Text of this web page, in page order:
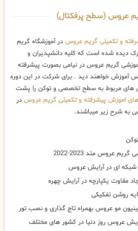
گریم عروس (سطح پرفکتال)
و تکمیلی گریم عروس در آموزشگاه گریم
دیده شده است که کلیه دانشپذیران و
گریم عروس در نیامی بصورت پیشرفته
آموزش خواهند دید . برای شرکت در این دوره
های مربوط به سطح تخصصی و توکن را پشت
اموزش پیشرفته و تکمیلی گریم عروس در
به شرح زیر میباشند.
عروس متد 2023-2022
شبکه ای در آرایش عروس
مقاوت یکپارچه در آرایش چهره
روشن تفکیکی
مو عروس بهمراه تاج گذاری و نصب تور
عروس روز دنیا در کشور های مختلف